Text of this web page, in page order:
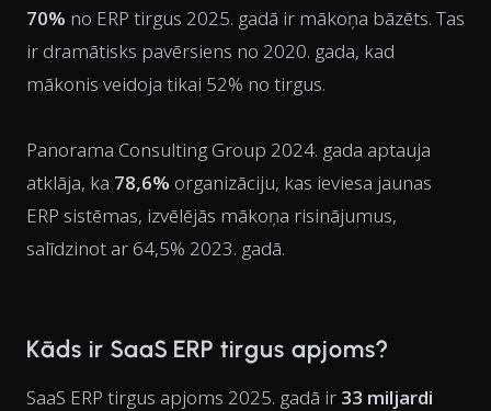
70% no ERP tirgus 2025. gadā ir mākoņa bāzēts. Tas
ir dramātisks pavērsiens no 2020. gada, kad
mākonis veidoja tikai 52% no tirgus.
Panorama Consulting Group 2024. gada aptauja
atklāja, ka 78,6% organizāciju, kas ieviesa jaunas
ERP sistēmas, izvēlējās mākoņa risinājumus,
salīdzinot ar 64,5% 2023. gadā.
Kāds ir SaaS ERP tirgus apjoms?
SaaS ERP tirgus apjoms 2025. gadā ir 33 miljardi